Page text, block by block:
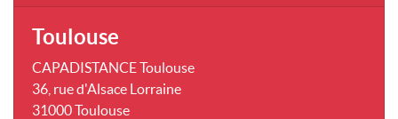
Toulouse
CAPADISTANCE Toulouse
36, rue d'Alsace Lorraine
31000 Toulouse